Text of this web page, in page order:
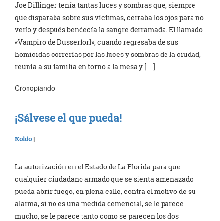
Joe Dillinger tenía tantas luces y sombras que, siempre
que disparaba sobre sus víctimas, cerraba los ojos para no
verlo y después bendecía la sangre derramada. El llamado
«Vampiro de Dusserforl», cuando regresaba de sus
homicidas correrías por las luces y sombras de la ciudad,
reunía a su familia en torno a la mesa y […]
Cronopiando
¡Sálvese el que pueda!
Koldo|
La autorización en el Estado de La Florida para que
cualquier ciudadano armado que se sienta amenazado
pueda abrir fuego, en plena calle, contra el motivo de su
alarma, si no es una medida demencial, se le parece
mucho, se le parece tanto como se parecen los dos